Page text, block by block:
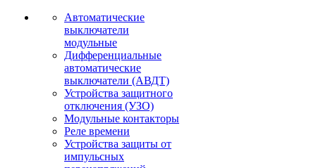
Автоматические
выключатели
модульные
Дифференциальные
автоматические
выключатели (АВДТ)
Устройства защитного
отключения (УЗО)
Модульные контакторы
Реле времени
Устройства защиты от
импульсных